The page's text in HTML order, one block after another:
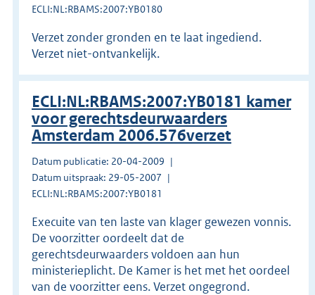
ECLI:NL:RBAMS:2007:YB0180
Verzet zonder gronden en te laat ingediend.
Verzet niet-ontvankelijk.
ECLI:NL:RBAMS:2007:YB0181 kamer
voor gerechtsdeurwaarders
Amsterdam 2006.576verzet
Datum publicatie: 20-04-2009
Datum uitspraak: 29-05-2007
ECLI:NL:RBAMS:2007:YB0181
Execuite van ten laste van klager gewezen vonnis.
De voorzitter oordeelt dat de
gerechtsdeurwaarders voldoen aan hun
ministerieplicht. De Kamer is het met het oordeel
van de voorzitter eens. Verzet ongegrond.